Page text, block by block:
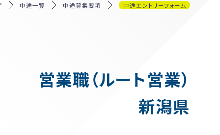
中途一覧 中途募集要項 中途エントリーフォーム
営業職（ルート営業）
新潟県